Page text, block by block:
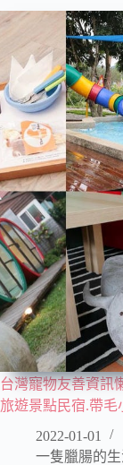
台灣寵物友善資訊
旅遊景點民宿.帶毛
2022-01-01
一隻臘腸的